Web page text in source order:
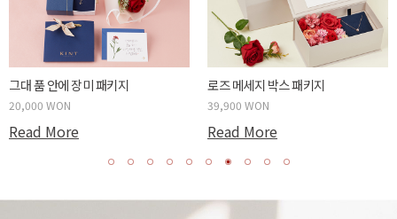
20,000 WON
Read More
39,900 WON
Read More